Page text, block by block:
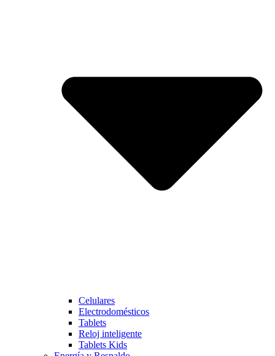
Celulares
Electrodomésticos
Tablets
Reloj inteligente
Tablets Kids